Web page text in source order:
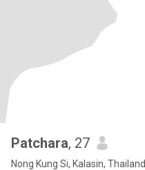
Patchara, 27
Nong Kung Si, Kalasin, Thailand